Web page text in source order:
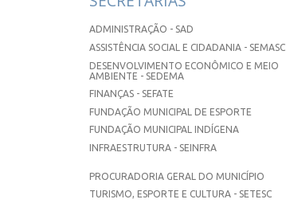
ADMINISTRAÇÃO - SAD
ASSISTÊNCIA SOCIAL E CIDADANIA - SEMASC
DESENVOLVIMENTO ECONÔMICO E MEIO
AMBIENTE - SEDEMA
FINANÇAS - SEFATE
FUNDAÇÃO MUNICIPAL DE ESPORTE
FUNDAÇÃO MUNICIPAL INDÍGENA
INFRAESTRUTURA - SEINFRA
PROCURADORIA GERAL DO MUNICÍPIO
TURISMO, ESPORTE E CULTURA - SETESC